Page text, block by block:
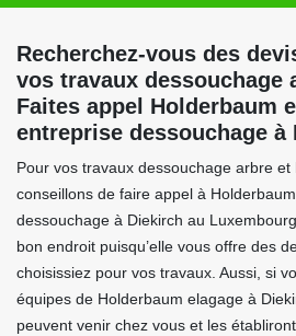
Recherchez-vous des
vos travaux dessouchage
Faites appel Holderbaum
entreprise dessouchage à
Pour vos travaux dessouchage arbre et
conseillons de faire appel à
dessouchage à Diekirch au
bon endroit puisqu’elle vous offre des
choisissiez pour vos travaux. Aussi, si
équipes de Holderbaum elagage à
peuvent venir chez vous et les